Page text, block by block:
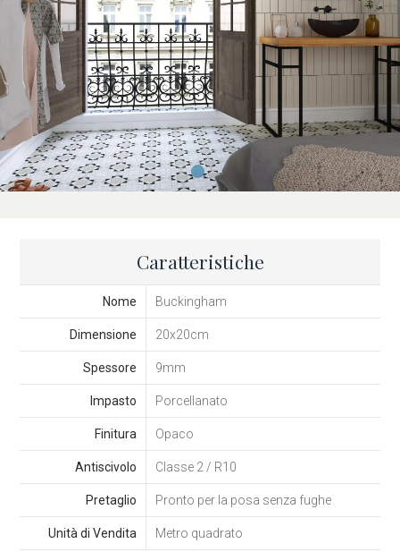
Caratteristiche
Nome Buckingham
Dimensione 20x20cm
Spessore 9mm
Impasto Porcellanato
Finitura Opaco
Antiscivolo Classe 2 / R10
Pretaglio Pronto per la posa senza fughe
Unità di Vendita Metro quadrato